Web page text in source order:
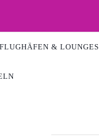
FLUGHÄFEN & LOUNGES